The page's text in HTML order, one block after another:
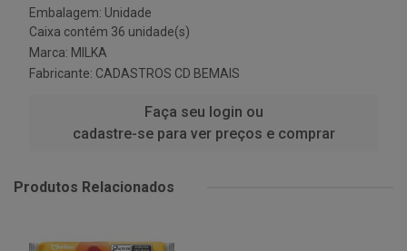
Embalagem: Unidade
Caixa contém 36 unidade(s)
Marca: MILKA
Fabricante: CADASTROS CD BEMAIS
Faça seu login ou
cadastre-se para ver preços e comprar
Produtos Relacionados